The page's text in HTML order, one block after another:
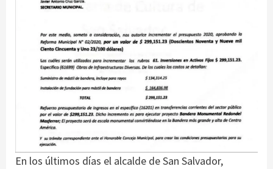
En los últimos días el alcalde de San Salvador,